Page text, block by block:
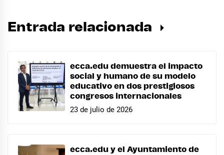
Entrada relacionada
ecca.edu demuestra el impacto
social y humano de su modelo
educativo en dos prestigiosos
congresos internacionales
23 de julio de 2026
ecca.edu y el Ayuntamiento de